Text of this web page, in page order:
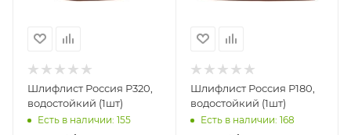
Шлифлист Россия Р320,
водостойкий (1шт)
Есть в наличии: 155
Шлифлист Россия Р180,
водостойкий (1шт)
Есть в наличии: 168